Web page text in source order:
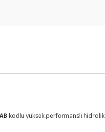
kodlu yüksek performanslı hidrolik